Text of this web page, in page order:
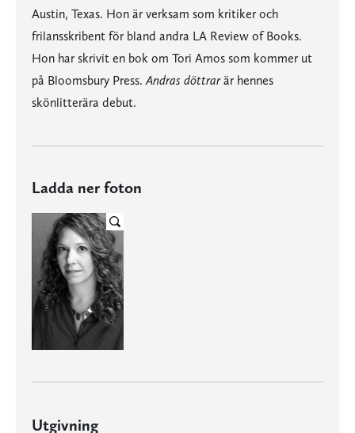
Austin, Texas. Hon är verksam som kritiker och
frilansskribent för bland andra LA Review of Books.
Hon har skrivit en bok om Tori Amos som kommer ut
på Bloomsbury Press.Andras döttrarär hennes
skönlitterära debut.
Ladda ner foton
Utgivning